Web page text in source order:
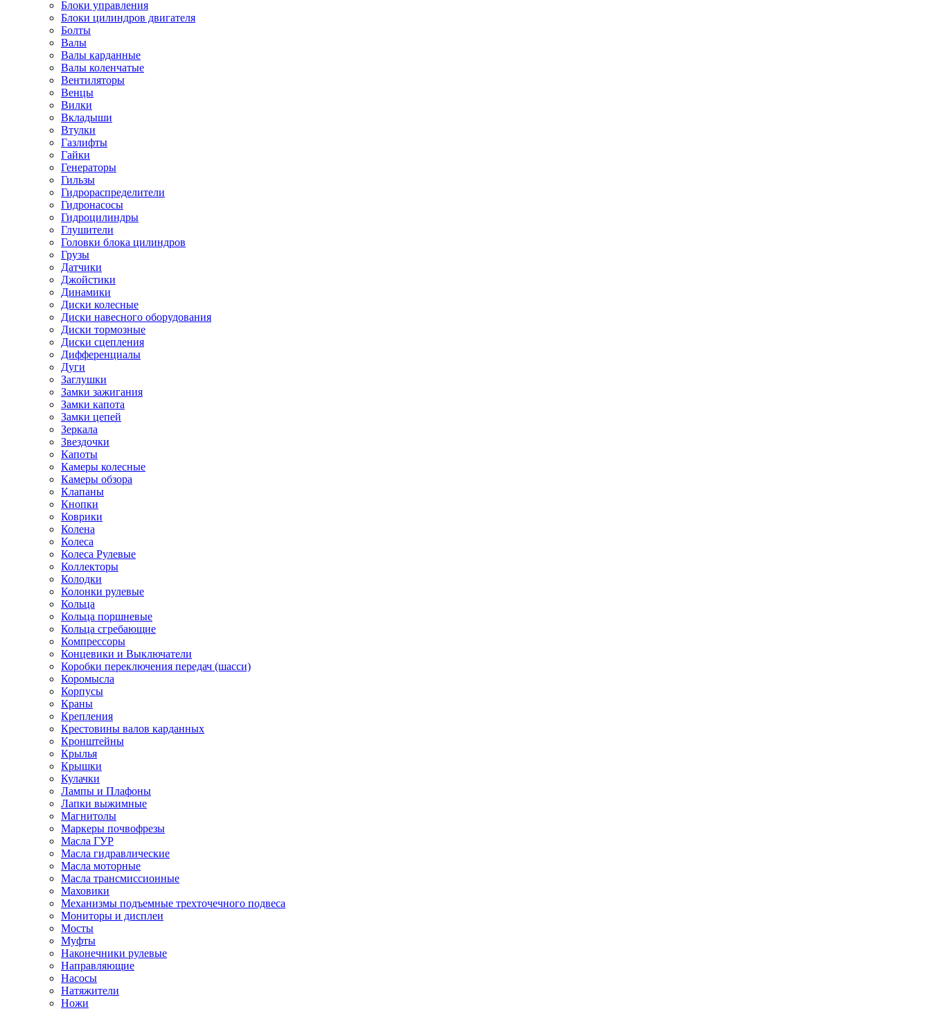
Блоки управления
Блоки цилиндров двигателя
Болты
Валы
Валы карданные
Валы коленчатые
Вентиляторы
Венцы
Вилки
Вкладыши
Втулки
Газлифты
Гайки
Генераторы
Гильзы
Гидрораспределители
Гидронасосы
Гидроцилиндры
Глушители
Головки блока цилиндров
Грузы
Датчики
Джойстики
Динамики
Диски колесные
Диски навесного оборудования
Диски тормозные
Диски сцепления
Дифференциалы
Дуги
Заглушки
Замки зажигания
Замки капота
Замки цепей
Зеркала
Звездочки
Капоты
Камеры колесные
Камеры обзора
Клапаны
Кнопки
Коврики
Колена
Колеса
Колеса Рулевые
Коллекторы
Колодки
Колонки рулевые
Кольца
Кольца поршневые
Кольца сгребающие
Компрессоры
Концевики и Выключатели
Коробки переключения передач (шасси)
Коромысла
Корпусы
Краны
Крепления
Крестовины валов карданных
Кронштейны
Крылья
Крышки
Кулачки
Лампы и Плафоны
Лапки выжимные
Магнитолы
Маркеры почвофрезы
Масла ГУР
Масла гидравлические
Масла моторные
Масла трансмиссионные
Маховики
Механизмы подъемные трехточечного подвеса
Мониторы и дисплеи
Мосты
Муфты
Наконечники рулевые
Направляющие
Насосы
Натяжители
Ножи